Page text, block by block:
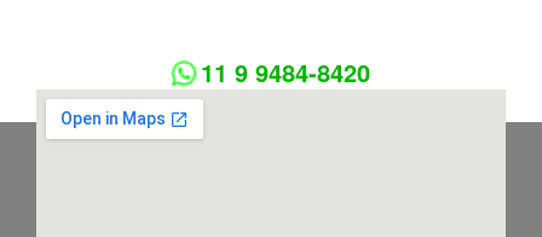
11 9 9484-8420